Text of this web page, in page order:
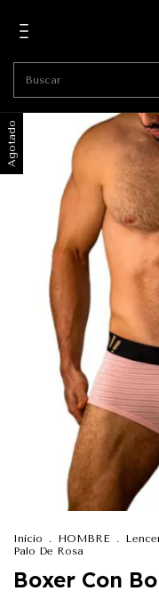
Agotado
Inicio . HOMBRE .
Palo De Rosa
Boxer Con